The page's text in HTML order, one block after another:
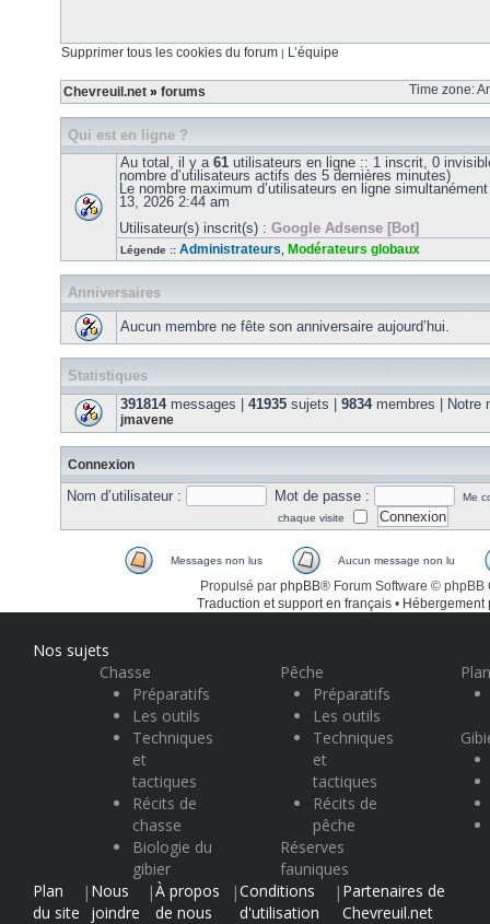
Supprimer tous les cookies du forum | L’équipe
Chevreuil.net » forums Time zone:
Qui est en ligne ?
Au total, il y a 61 utilisateurs en ligne :: 1 inscrit, 0
nombre d’utilisateurs actifs des 5 dernières minutes)
Le nombre maximum d’utilisateurs en ligne
13, 2026 2:44 am
Utilisateur(s) inscrit(s) : Google Adsense [Bot]
Légende :: Administrateurs Modérateurs globaux
Anniversaires
Aucun membre ne fête son anniversaire aujourd’hui.
Statistiques
391814messages | 41935 sujets | 9834membres | Notre
jmavene
Connexion
Nom d’utilisateur : Mot de passe :
Me
chaque visite
Messages non lus Aucun message non lu
Propulsé par phpBB® Forum Software © phpBB
Traduction et support en français • Hébergement
Nos sujets
Chasse
Préparatifs
Les outils
Techniques
et
tactiques
Récits de
chasse
Biologie du
gibier
Pêche
Préparatifs
Les outils
Techniques
et
tactiques
Récits de
pêche
Réserves
fauniques
Plan
du site
| Nous
joindre
|À propos
de nous
|Conditions
d'utilisation
| Partenaires de
Chevreuil.net